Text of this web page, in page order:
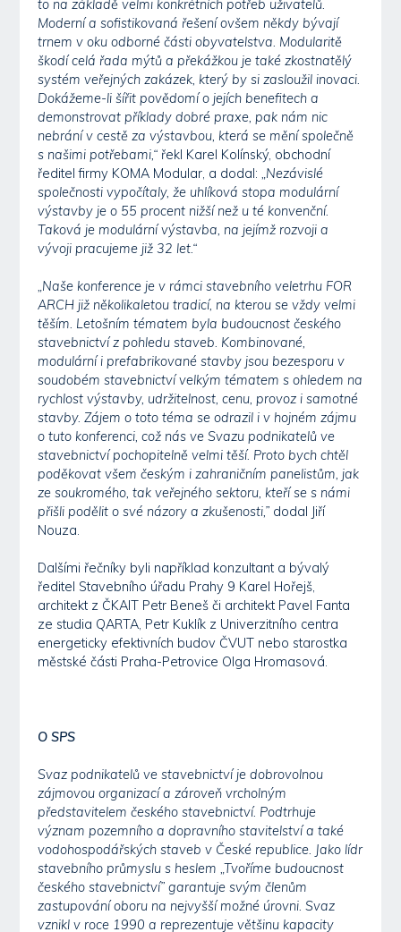
to na základě velmi konkrétních potřeb uživatelů.
Moderní a sofistikovaná řešení ovšem někdy bývají
trnem v oku odborné části obyvatelstva. Modularitě
škodí celá řada mýtů a překážkou je také zkostnatělý
systém veřejných zakázek, který by si zasloužil inovaci.
Dokážeme-li šířit povědomí o jejích benefitech a
demonstrovat příklady dobré praxe, pak nám nic
nebrání v cestě za výstavbou, která se mění společně
s našimi potřebami,“ řekl Karel Kolínský, obchodní
ředitel firmy KOMA Modular, a dodal:„Nezávislé
společnosti vypočítaly, že uhlíková stopa modulární
výstavby je o 55 procent nižší než u té konvenční.
Taková je modulární výstavba, na jejímž rozvoji a
vývoji pracujeme již 32 let.“
„Naše konference je v rámci stavebního veletrhu FOR
ARCH již několikaletou tradicí, na kterou se vždy velmi
těším. Letošním tématem byla budoucnost českého
stavebnictví z pohledu staveb. Kombinované,
modulární i prefabrikované stavby jsou bezesporu v
soudobém stavebnictví velkým tématem s ohledem na
rychlost výstavby, udržitelnost, cenu, provoz i samotné
stavby. Zájem o toto téma se odrazil i v hojném zájmu
o tuto konferenci, což nás ve Svazu podnikatelů ve
stavebnictví pochopitelně velmi těší. Proto bych chtěl
poděkovat všem českým i zahraničním panelistům, jak
ze soukromého, tak veřejného sektoru, kteří se s námi
přišli podělit o své názory a zkušenosti,” dodal Jiří
Nouza.
Dalšími řečníky byli například konzultant a bývalý
ředitel Stavebního úřadu Prahy 9 Karel Hořejš,
architekt z ČKAIT Petr Beneš či architekt Pavel Fanta
ze studia QARTA, Petr Kuklík z Univerzitního centra
energeticky efektivních budov ČVUT nebo starostka
městské části Praha-Petrovice Olga Hromasová.
O SPS
Svaz podnikatelů ve stavebnictví je dobrovolnou
zájmovou organizací a zároveň vrcholným
představitelem českého stavebnictví. Podtrhuje
význam pozemního a dopravního stavitelství a také
vodohospodářských staveb v České republice. Jako lídr
stavebního průmyslu s heslem „Tvoříme budoucnost
českého stavebnictví” garantuje svým členům
zastupování oboru na nejvyšší možné úrovni. Svaz
vznikl v roce 1990 a reprezentuje většinu kapacity